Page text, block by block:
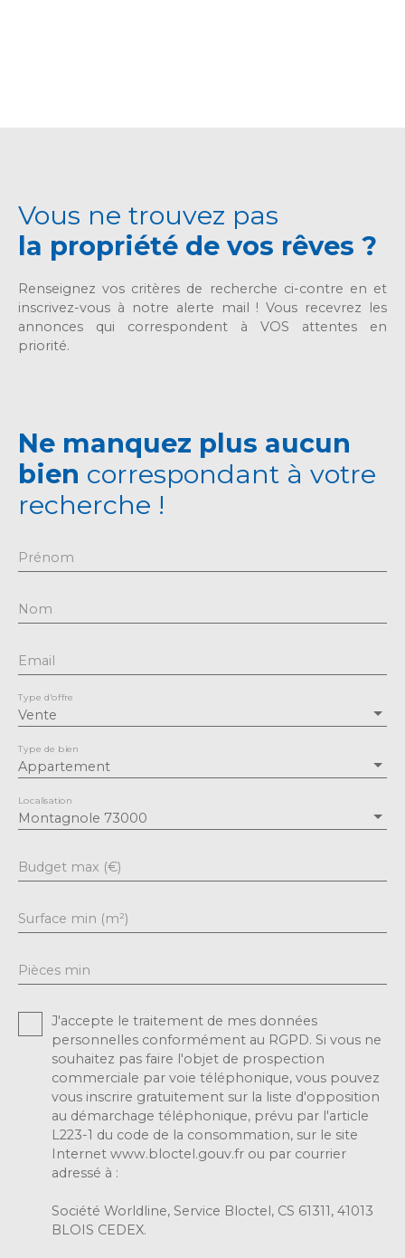
Vous ne trouvez pas
la propriété de vos rêves ?
Renseignez vos critères de recherche ci-contre en et
inscrivez-vous à notre alerte mail ! Vous recevrez les
annonces qui correspondent à VOS attentes en
priorité.
Ne manquez plus aucun
bien correspondant à votre
recherche !
Prénom
Nom
Email
Vente
Type d'offre
Appartement
Type de bien
Montagnole 73000
Localisation
Budget max (€)
Surface min (m²)
Pièces min
J'accepte le traitement de mes données
personnelles conformément au RGPD. Si vous ne
souhaitez pas faire l'objet de prospection
commerciale par voie téléphonique, vous pouvez
vous inscrire gratuitement sur la liste d'opposition
au démarchage téléphonique, prévu par l'article
L223-1 du code de la consommation, sur le site
Internet www.bloctel.gouv.fr ou par courrier
adressé à :
Société Worldline, Service Bloctel, CS 61311, 41013
BLOIS CEDEX.